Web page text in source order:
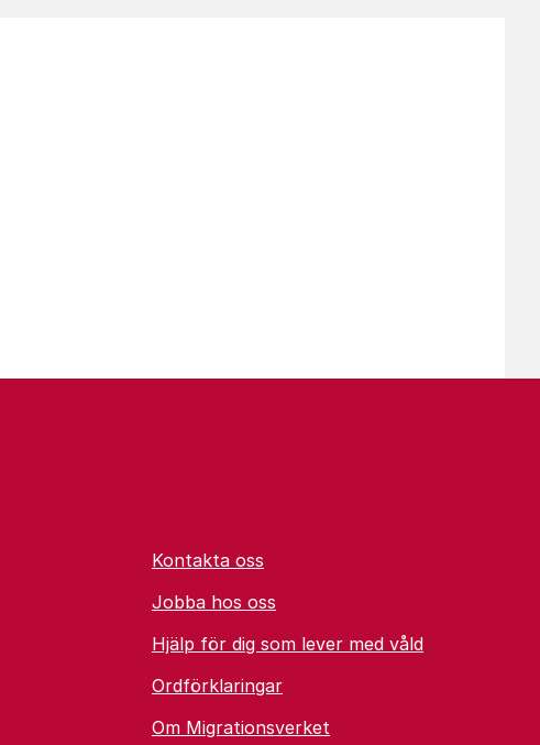
Kontakta oss
Jobba hos oss
Hjälp för dig som lever med våld
Ordförklaringar
Om Migrationsverket